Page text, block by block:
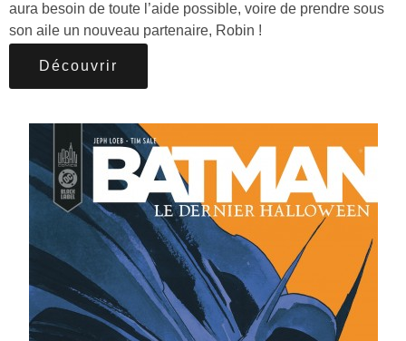
aura besoin de toute l’aide possible, voire de prendre sous
son aile un nouveau partenaire, Robin !
Découvrir